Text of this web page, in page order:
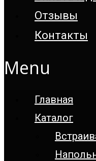
Отзывы
Контакты
Menu
Главная
Каталог